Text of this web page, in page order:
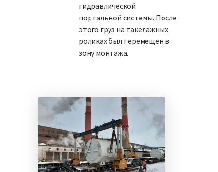
гидравлической
портальной системы. После
этого груз на такелажных
роликах был перемещен в
зону монтажа.